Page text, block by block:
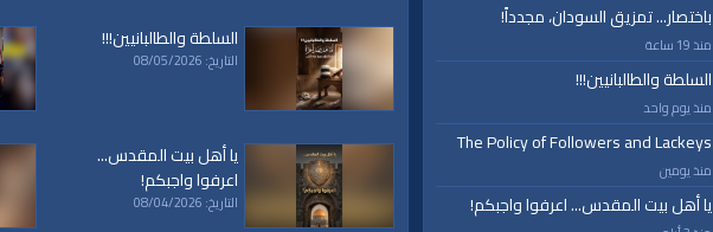
باختصار... تمزيق السودان، مجدداً!
منذ 19 ساعة
السلطة والطالبانيين!!!
منذ يوم واحد
The Policy of Followers and Lackeys
منذ يومين
يا أهل بيت المقدس... اعرفوا واجبكم!
السلطة والطالبانيين!!!
التاريخ: 08/05/2026
يا أهل بيت المقدس...
اعرفوا واجبكم!
التاريخ: 08/04/2026